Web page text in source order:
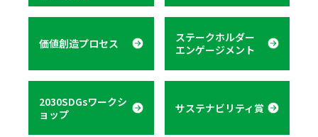
価値創造プロセス
ステークホルダー
エンゲージメント
2030SDGsワークシ
ョップ
サステナビリティ賞